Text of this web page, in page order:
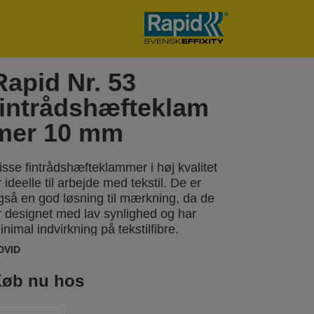
Nr. 53
10 mm
fintrådshæfteklammer i høj kvalitet
ideelle til arbejde med tekstil. De er
en god løsning til mærkning, da de
designet med lav synlighed og har
indvirkning på tekstilfibre.
i højeffektiv, galvaniseret tråd
penetration. Fås også i rustfrit stål.
nu hos